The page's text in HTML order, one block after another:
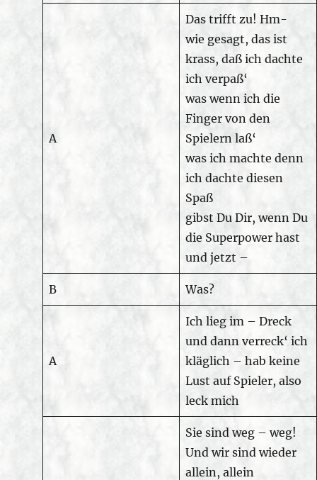
A
Das trifft zu! Hm-
wie gesagt, das ist
krass, daß ich dachte
ich verpaß‘
was wenn ich die
Finger von den
Spielern laß‘
was ich machte denn
ich dachte diesen
Spaß
gibst Du Dir, wenn Du
die Superpower hast
und jetzt –
B Was?
A
Ich lieg im – Dreck
und dann verreck‘ ich
kläglich – hab keine
Lust auf Spieler, also
leck mich
Sie sind weg – weg!
Und wir sind wieder
allein, allein